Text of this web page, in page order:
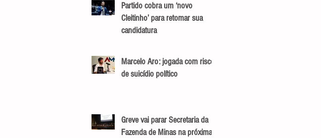
Partido cobra um ‘novo
Cleitinho’ para retomar sua
candidatura
Marcelo Aro: jogada com risco
de suicídio político
Greve vai parar Secretaria da
Fazenda de Minas na próxima